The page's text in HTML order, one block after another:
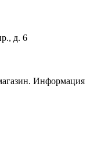
д. 6
Информация